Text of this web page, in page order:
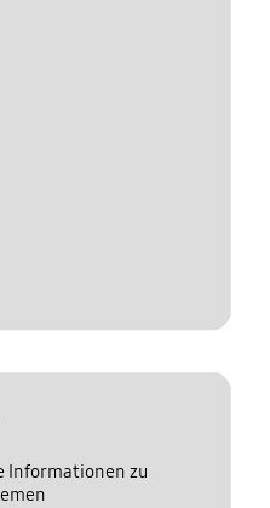
Informationen zu